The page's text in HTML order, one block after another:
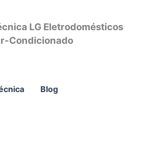
LG Eletrodomésticos
Condicionado
Blog